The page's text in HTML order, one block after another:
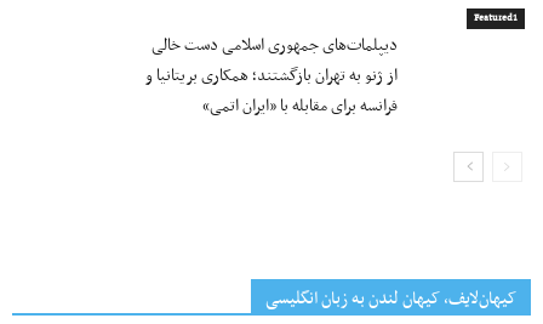
Featured1
دیپلمات‌های جمهوری اسلامی دست خالی
از ژنو به تهران بازگشتند؛ همکاری بریتانیا و
فرانسه برای مقابله با «ایران اتمی»
کیهان‌لایف، کیهان لندن به زبان انگلیسی